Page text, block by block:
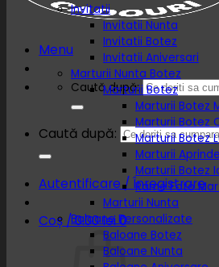
Menu
Caută după:
Caută după:
Autentificare / Înregistrare
Coș /0.00lei0
Invitatii
Invitatii Nunta
Invitatii Botez
Invitatii Aniversari
Marturii Nunta Botez
Marturii Botez
Marturii Botez
Marturii Botez
Marturii Botez
Marturii
Marturii Botez
Rame Foto
Marturii Nunta
Baloane Personalizate
Baloane Botez
Baloane Nunta